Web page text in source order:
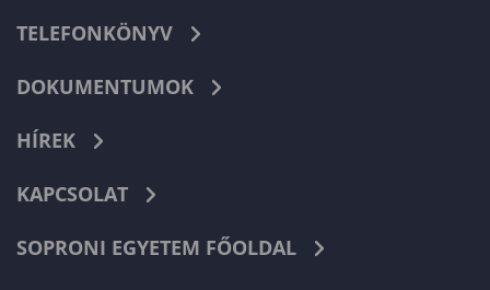
TELEFONKÖNYV
DOKUMENTUMOK
HÍREK
KAPCSOLAT
SOPRONI EGYETEM FŐOLDAL